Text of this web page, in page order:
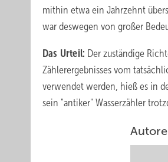
mithin etwa ein Jahrzehnt
war deswegen von großer
Das Urteil: Der zuständige
Zählerergebnisses vom
verwendet werden, hieß es in
sein "antiker" Wasserzähler